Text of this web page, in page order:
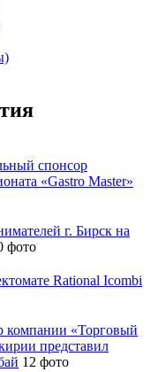
спонсор
«Gastro Master»
г. Бирск на
фото
Rational Icombi
компании «Торговый
представил
12 фото